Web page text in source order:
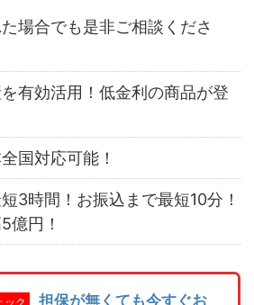
場合でも是非ご相談くださ
有効活用！低金利の商品が登
国対応可能！
3時間！お振込まで最短10分！
億円！
ック 担保が無くても今すぐお